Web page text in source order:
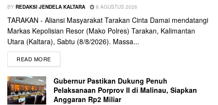
BY REDAKSI JENDELA KALTARA 8 AGUSTUS 2026
TARAKAN - Aliansi Masyarakat Tarakan Cinta Damai mendatangi
Markas Kepolisian Resor (Mako Polres) Tarakan, Kalimantan
Utara (Kaltara), Sabtu (8/8/2026). Massa...
READ MORE
Gubernur Pastikan Dukung Penuh
Pelaksanaan Porprov II di Malinau, Siapkan
Anggaran Rp2 Miliar